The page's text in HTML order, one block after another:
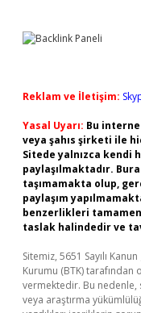
Reklam ve İletişim:
Yasal Uyarı: Bu
veya şahıs şirketi ile
Sitede yalnızca kendi
paylaşılmaktadır.
taşımamakta olup,
paylaşım
benzerlikleri
taslak halindedir ve
Sitemiz, 5651 Sayılı
Kurumu (BTK) tarafından
vermektedir. Bu
veya araştırma